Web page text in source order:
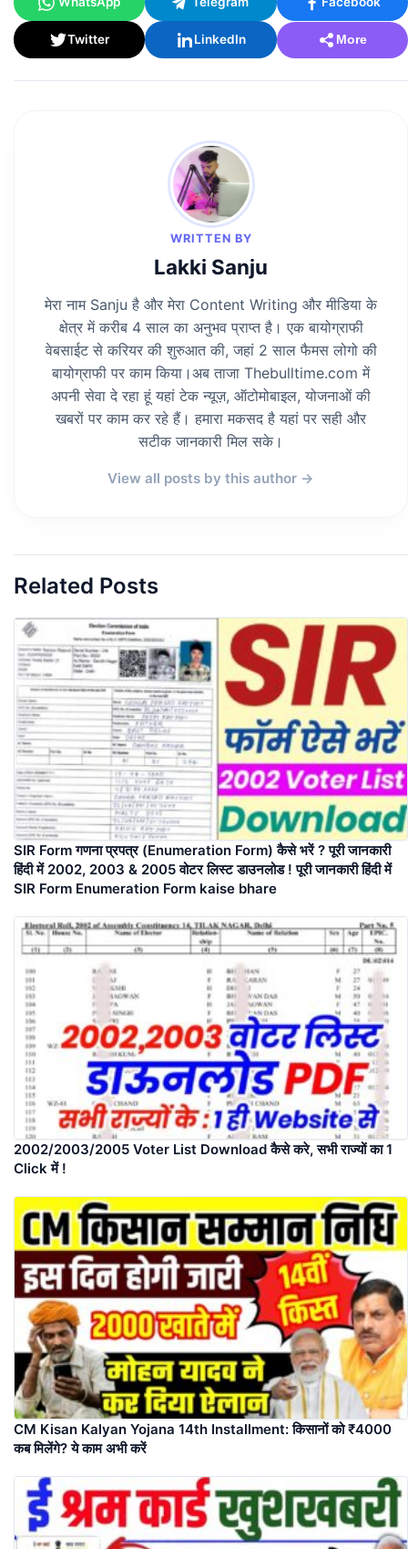
Twitter LinkedIn More
WRITTEN BY
Lakki Sanju
मेरा नाम Sanju है और मेरा Content Writing और मीडिया के
क्षेत्र में करीब 4 साल का अनुभव प्राप्त है। एक बायोग्राफी
वेबसाईट से करियर की शुरुआत की, जहां 2 साल फैमस लोगो की
बायोग्राफी पर काम किया।अब ताजा Thebulltime.com में
अपनी सेवा दे रहा हूं यहां टेक न्यूज़, ऑटोमोबाइल, योजनाओं की
खबरों पर काम कर रहे हैं। हमारा मकसद है यहां पर सही और
सटीक जानकारी मिल सके।
View all posts by this author →
Related Posts
SIR Form गणना प्रपत्र (Enumeration Form) कैसे भरें ? पूरी जानकारी
हिंदी में 2002, 2003 & 2005 वोटर लिस्ट डाउनलोड ! पूरी जानकारी हिंदी में
SIR Form Enumeration Form kaise bhare
2002/2003/2005 Voter List Download कैसे करे, सभी राज्यों का 1
Click में !
CM Kisan Kalyan Yojana 14th Installment: किसानों को ₹4000
कब मिलेंगे? ये काम अभी करें